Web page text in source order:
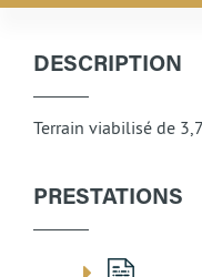
DESCRIPTION
Terrain viabilisé de
PRESTATIONS